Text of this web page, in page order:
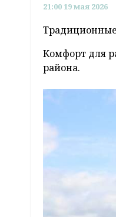
21:00 19 мая 2026
Комфорт для
района.